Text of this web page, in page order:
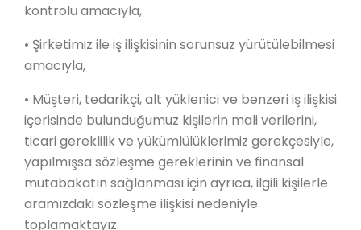
kontrolü amacıyla,
• Şirketimiz ile iş ilişkisinin sorunsuz yürütülebilmesi
amacıyla,
• Müşteri, tedarikçi, alt yüklenici ve benzeri iş ilişkisi
içerisinde bulunduğumuz kişilerin mali verilerini,
ticari gereklilik ve yükümlülüklerimiz gerekçesiyle,
yapılmışsa sözleşme gereklerinin ve finansal
mutabakatın sağlanması için ayrıca, ilgili kişilerle
aramızdaki sözleşme ilişkisi nedeniyle
toplamaktayız.